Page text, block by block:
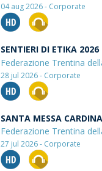
04 aug 2026 - Corporate
SENTIERI DI ETIKA 2026
Federazione Trentina
28 jul 2026 - Corporate
SANTA MESSA
Federazione Trentina
27 jul 2026 - Corporate